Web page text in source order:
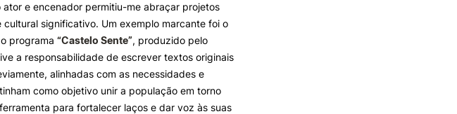
e encenador permitiu-me abraçar projetos
significativo. Um exemplo marcante foi o
programa “Castelo Sente”, produzido pelo
a responsabilidade de escrever textos originais
alinhadas com as necessidades e
como objetivo unir a população em torno
para fortalecer laços e dar voz às suas